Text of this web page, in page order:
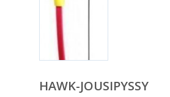
HAWK-JOUSIPYSSY